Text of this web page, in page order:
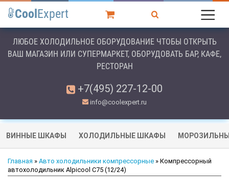
Cool Expert
ЛЮБОЕ ХОЛОДИЛЬНОЕ ОБОРУДОВАНИЕ ЧТОБЫ ОТКРЫТЬ
ВАШ МАГАЗИН ИЛИ СУПЕРМАРКЕТ, ОБОРУДОВАТЬ БАР, КАФЕ,
РЕСТОРАН
+7(495) 227-12-00
info@coolexpert.ru
ВИННЫЕ ШКАФЫ ХОЛОДИЛЬНЫЕ ШКАФЫ
Главная » Авто холодильники компрессорные » Компрессорный
автохолодильник Alpicool C75 (12/24)